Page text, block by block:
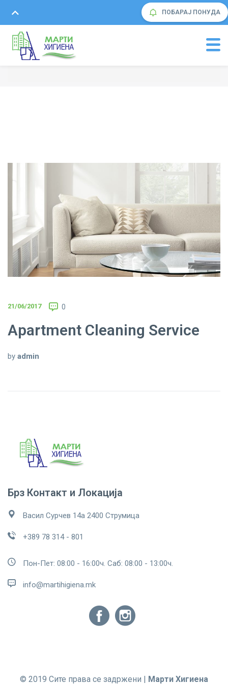
ПОБАРАЈ ПОНУДА
21/06/2017 0
Apartment Cleaning Service
by admin
Брз Контакт и Локација
Васил Сурчев 14а 2400 Струмица
+389 78 314 - 801
Пон-Пет: 08:00 - 16:00ч. Саб: 08:00 - 13:00ч.
info@martihigiena.mk
© 2019 Сите права се задржени | Марти Хигиена